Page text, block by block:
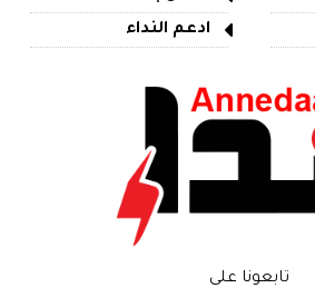
ادعم النداء
تابعونا على